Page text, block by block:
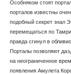
Особняком стоят
порталов известны
подобный секрет знал
перемещаться по
правда сгинул в
Порталы позволяют
на неограниченное
появления Амулета